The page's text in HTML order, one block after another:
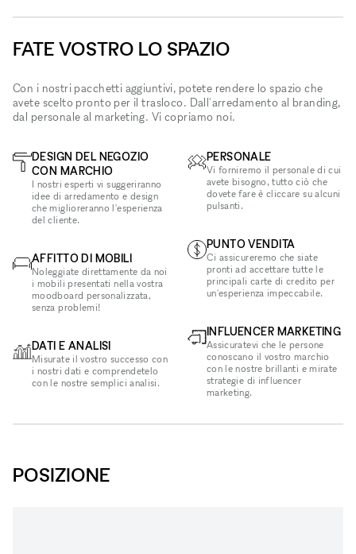
FATE VOSTRO LO SPAZIO
Con i nostri pacchetti aggiuntivi, potete rendere lo spazio che
avete scelto pronto per il trasloco. Dall'arredamento al branding,
dal personale al marketing. Vi copriamo noi.
DESIGN DEL NEGOZIO
CON MARCHIO
I nostri esperti vi suggeriranno
idee di arredamento e design
che miglioreranno l'esperienza
del cliente.
AFFITTO DI MOBILI
Noleggiate direttamente da noi
i mobili presentati nella vostra
moodboard personalizzata,
senza problemi!
DATI E ANALISI
Misurate il vostro successo con
i nostri dati e comprendetelo
con le nostre semplici analisi.
PERSONALE
Vi forniremo il personale di cui
avete bisogno, tutto ciò che
dovete fare è cliccare su alcuni
pulsanti.
PUNTO VENDITA
Ci assicureremo che siate
pronti ad accettare tutte le
principali carte di credito per
un'esperienza impeccabile.
INFLUENCER MARKETING
Assicuratevi che le persone
conoscano il vostro marchio
con le nostre brillanti e mirate
strategie di influencer
marketing.
POSIZIONE